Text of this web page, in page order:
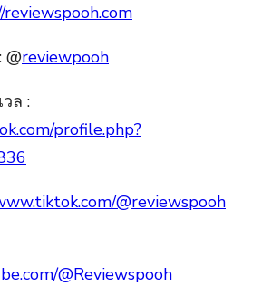
@reviewpooh
ล :
profile.php?
@reviewspooh
@Reviewspooh